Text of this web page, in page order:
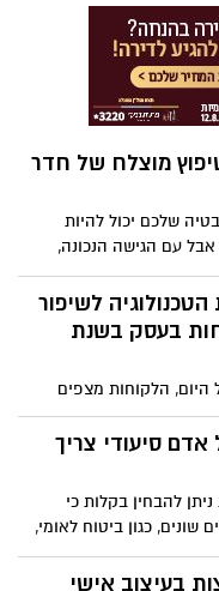
או וויסקי טוב לאחר ארוחת
החריפים השונים
בישראל ובעולם, נראה כי
רבות מיוחדת במינה,
משקה חריף ממוצע.
מוצלח של חדר
שלכם יכול להיות
עם הגישה הנכונה,
אותו לנווה מדבר יפהפה.
לשיפור
בעסק בשנת
הלקוחות מצפים
השימוש בטכנולוגיה
מחיינו ומטרתו בין
ולשפר את שירות
של שירות הלקוחות
קיימים היום מגוון של כלים
סיעודי צריך
להבחין בקלות כי
שונים, כגון ביטוח לאומי,
שינוי מהותי במתן
מורגשת כמעט
בעיצוב אישי